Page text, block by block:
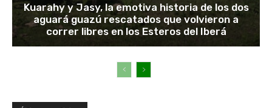
Kuarahy y Jasy, la emotiva historia de los dos
aguará guazú rescatados que volvieron a
correr libres en los Esteros del Iberá